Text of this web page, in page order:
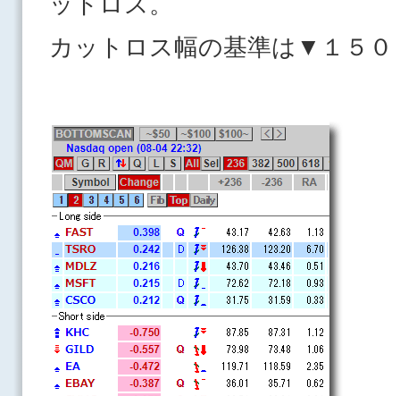
カットロス幅の基準は▼１５０